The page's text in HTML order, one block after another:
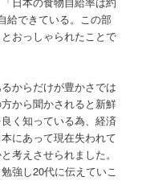
給できている。この部
おっしゃられたことで
からだけが豊かさでは
から聞かされると新鮮
く知っている為、経済
にあって現在失われて
考えさせられました。
強し20代に伝えていこ